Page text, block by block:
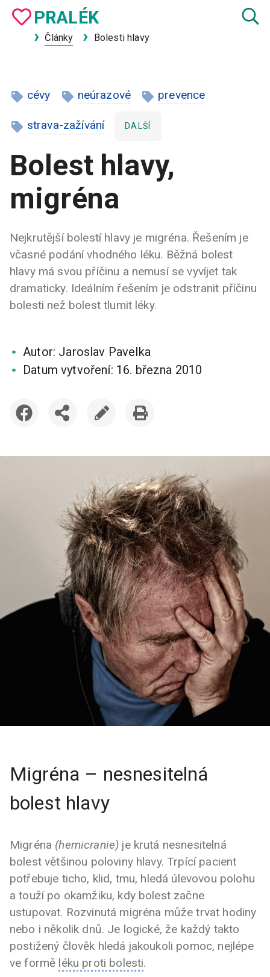
PRALÉK
Články Bolesti hlavy
cévy neúrazové prevence
strava-zažívání DALŠÍ
Bolest hlavy,
migréna
Nejkrutější bolestí hlavy je migréna. Řešením je
včasné podání vhodného léku. Běžná bolest
hlavy má svou příčinu a nemusí se vyvíjet tak
dramaticky. Ideálním řešením je odstranit příčinu
bolesti než bolest tlumit léky.
Autor: Jaroslav Pavelka
Datum vytvoření: 16. března 2010
Migréna – nesnesitelná
bolest hlavy
Migréna (hemicranie) je krutá nesnesitelná
bolest většinou poloviny hlavy. Trpící pacient
potřebuje ticho, klid, tmu, hledá úlevovou polohu
a touží po okamžiku, kdy bolest začne
ustupovat. Rozvinutá migréna může trvat hodiny
nebo i několik dnů. Je logické, že každý takto
postižený člověk hledá jakoukoli pomoc, nejlépe
ve formě léku proti bolesti.